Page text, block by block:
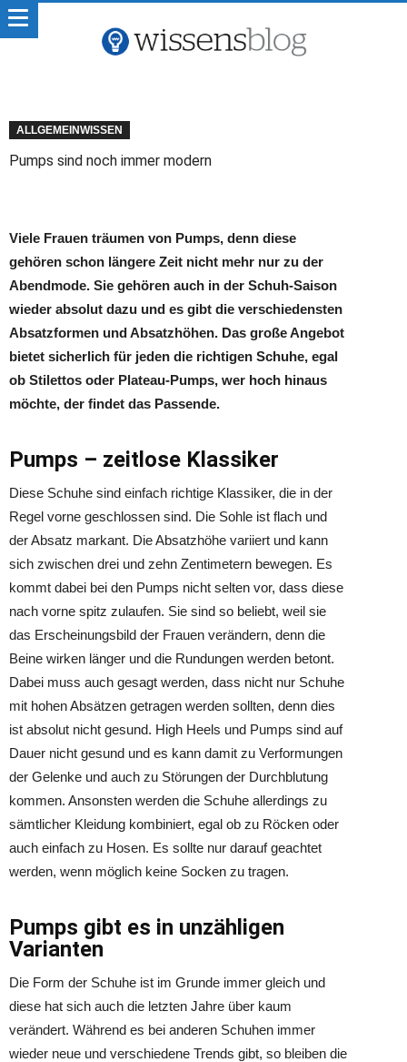
ALLGEMEINWISSEN
Pumps sind noch immer modern
Viele Frauen träumen von Pumps, denn diese
gehören schon längere Zeit nicht mehr nur zu der
Abendmode. Sie gehören auch in der Schuh-Saison
wieder absolut dazu und es gibt die verschiedensten
Absatzformen und Absatzhöhen. Das große Angebot
bietet sicherlich für jeden die richtigen Schuhe, egal
ob Stilettos oder Plateau-Pumps, wer hoch hinaus
möchte, der findet das Passende.
Pumps – zeitlose Klassiker
Diese Schuhe sind einfach richtige Klassiker, die in der
Regel vorne geschlossen sind. Die Sohle ist flach und
der Absatz markant. Die Absatzhöhe variiert und kann
sich zwischen drei und zehn Zentimetern bewegen. Es
kommt dabei bei den Pumps nicht selten vor, dass diese
nach vorne spitz zulaufen. Sie sind so beliebt, weil sie
das Erscheinungsbild der Frauen verändern, denn die
Beine wirken länger und die Rundungen werden betont.
Dabei muss auch gesagt werden, dass nicht nur Schuhe
mit hohen Absätzen getragen werden sollten, denn dies
ist absolut nicht gesund. High Heels und Pumps sind auf
Dauer nicht gesund und es kann damit zu Verformungen
der Gelenke und auch zu Störungen der Durchblutung
kommen. Ansonsten werden die Schuhe allerdings zu
sämtlicher Kleidung kombiniert, egal ob zu Röcken oder
auch einfach zu Hosen. Es sollte nur darauf geachtet
werden, wenn möglich keine Socken zu tragen.
Pumps gibt es in unzähligen
Varianten
Die Form der Schuhe ist im Grunde immer gleich und
diese hat sich auch die letzten Jahre über kaum
verändert. Während es bei anderen Schuhen immer
wieder neue und verschiedene Trends gibt, so bleiben die